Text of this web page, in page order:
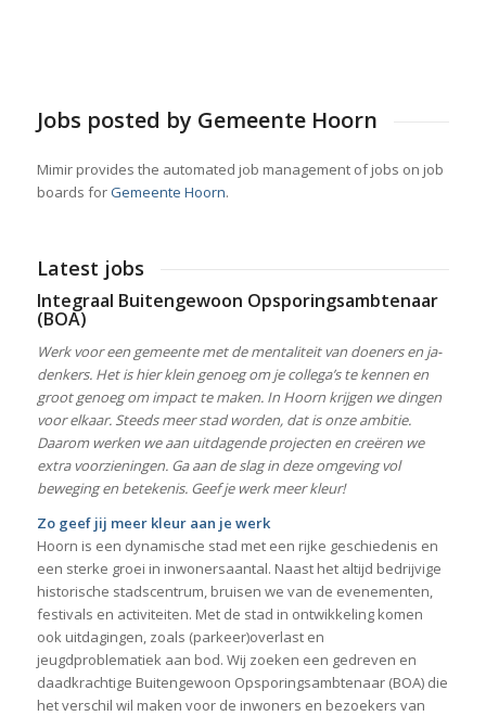
Jobs posted by Gemeente Hoorn
Mimir provides the automated job management of jobs on job
boards forGemeente Hoorn.
Latest jobs
Integraal Buitengewoon Opsporingsambtenaar
(BOA)
Werk voor een gemeente met de mentaliteit van doeners en ja-
denkers. Het is hier klein genoeg om je collega’s te kennen en
groot genoeg om impact te maken. In Hoorn krijgen we dingen
voor elkaar. Steeds meer stad worden, dat is onze ambitie.
Daarom werken we aan uitdagende projecten en creëren we
extra voorzieningen. Ga aan de slag in deze omgeving vol
beweging en betekenis. Geef je werk meer kleur!
Zo geef jij meer kleur aan je werk
Hoorn is een dynamische stad met een rijke geschiedenis en
een sterke groei in inwonersaantal. Naast het altijd bedrijvige
historische stadscentrum, bruisen we van de evenementen,
festivals en activiteiten. Met de stad in ontwikkeling komen
ook uitdagingen, zoals (parkeer)overlast en
jeugdproblematiek aan bod. Wij zoeken een gedreven en
daadkrachtige Buitengewoon Opsporingsambtenaar (BOA) die
het verschil wil maken voor de inwoners en bezoekers van